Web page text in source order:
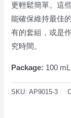
更輕鬆簡單。這
能確保維持最佳
有的套組，或是
究時間。
Package: 100 mL
SKU:AP9015-3